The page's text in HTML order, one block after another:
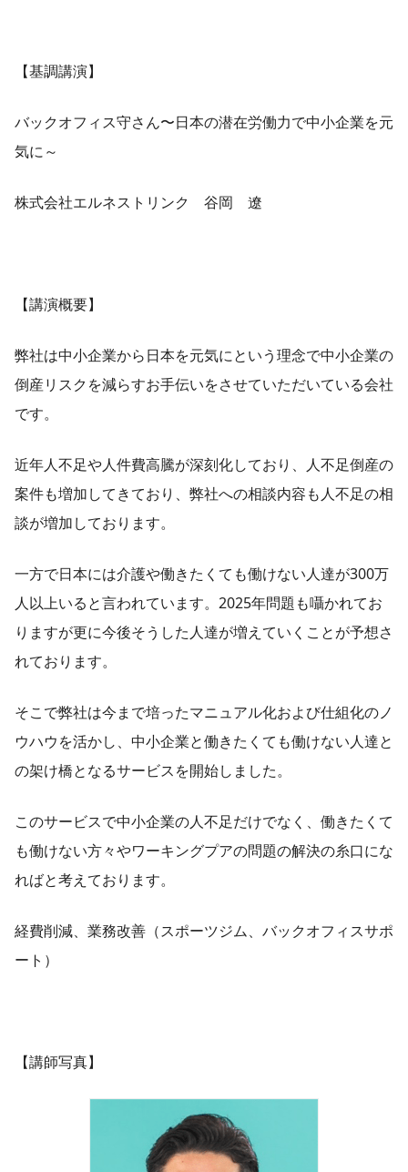
【基調講演】
バックオフィス守さん〜日本の潜在労働力で中小企業を元
気に～
株式会社エルネストリンク 谷岡 遼
【講演概要】
弊社は中小企業から日本を元気にという理念で中小企業の
倒産リスクを減らすお手伝いをさせていただいている会社
です。
近年人不足や人件費高騰が深刻化しており、人不足倒産の
案件も増加してきており、弊社への相談内容も人不足の相
談が増加しております。
一方で日本には介護や働きたくても働けない人達が300万
人以上いると言われています。2025年問題も囁かれてお
りますが更に今後そうした人達が増えていくことが予想さ
れております。
そこで弊社は今まで培ったマニュアル化および仕組化のノ
ウハウを活かし、中小企業と働きたくても働けない人達と
の架け橋となるサービスを開始しました。
このサービスで中小企業の人不足だけでなく、働きたくて
も働けない方々やワーキングプアの問題の解決の糸口にな
ればと考えております。
経費削減、業務改善（スポーツジム、バックオフィスサポ
ート）
【講師写真】